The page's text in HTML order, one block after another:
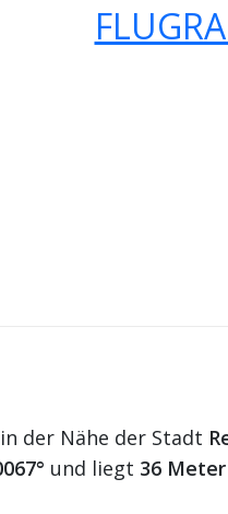
der Nähe der Stadt
und liegt 36